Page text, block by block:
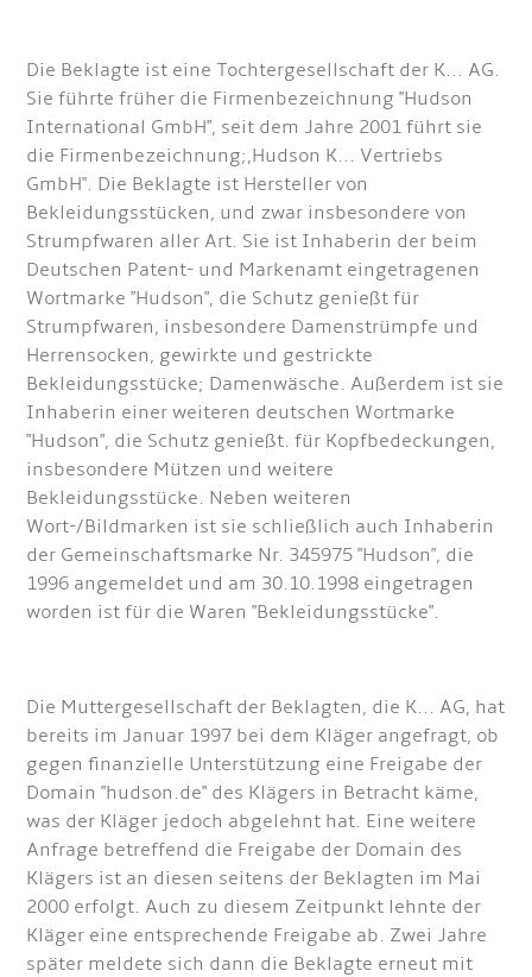
Die Beklagte ist eine Tochtergesellschaft der K... AG.
Sie führte früher die Firmenbezeichnung "Hudson
International GmbH", seit dem Jahre 2001 führt sie
die Firmenbezeichnung;,Hudson K... Vertriebs
GmbH". Die Beklagte ist Hersteller von
Bekleidungsstücken, und zwar insbesondere von
Strumpfwaren aller Art. Sie ist Inhaberin der beim
Deutschen Patent- und Markenamt eingetragenen
Wortmarke "Hudson", die Schutz genießt für
Strumpfwaren, insbesondere Damenstrümpfe und
Herrensocken, gewirkte und gestrickte
Bekleidungsstücke; Damenwäsche. Außerdem ist sie
Inhaberin einer weiteren deutschen Wortmarke
"Hudson", die Schutz genießt. für Kopfbedeckungen,
insbesondere Mützen und weitere
Bekleidungsstücke. Neben weiteren
Wort-/Bildmarken ist sie schließlich auch Inhaberin
der Gemeinschaftsmarke Nr. 345975 "Hudson", die
1996 angemeldet und am 30.10.1998 eingetragen
worden ist für die Waren "Bekleidungsstücke".
Die Muttergesellschaft der Beklagten, die K... AG, hat
bereits im Januar 1997 bei dem Kläger angefragt, ob
gegen finanzielle Unterstützung eine Freigabe der
Domain "hudson.de" des Klägers in Betracht käme,
was der Kläger jedoch abgelehnt hat. Eine weitere
Anfrage betreffend die Freigabe der Domain des
Klägers ist an diesen seitens der Beklagten im Mai
2000 erfolgt. Auch zu diesem Zeitpunkt lehnte der
Kläger eine entsprechende Freigabe ab. Zwei Jahre
später meldete sich dann die Beklagte erneut mit